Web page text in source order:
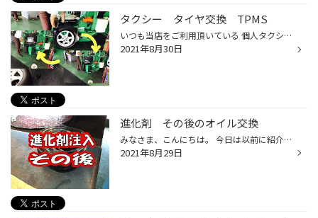
タクシー タイヤ交換 TPMS
いつも当店をご利用頂いている 個人タクシーのユーザー様⭐︎ タイヤはネクストリー 195/6515 元々空気圧センサーTPMSが装着されており センサーを活かしてタイヤ交換を行いましたよ⭐︎ 車内に居ながらにして 空気圧の変化を未然に察知⭐︎ 見ためのシンプルで信号機と同じ感覚になっています。 ホイ...
2021年8月30日
進化剤 その後のオイル交換
みなさま、こんにちは。 今日は以前に紹介させていただいた「進化剤」。 注入後数千ｋｍ走行後のオイル交換の様子と 個人的な感想を。 前回の注入から約２か月程経ちました。 実験車(私の車)は月間走行距離を約3000ｋｍ近く 走りますので推奨の5000ｋｍ以上ではありますが エンジンオイルを交換しま...
2021年8月29日